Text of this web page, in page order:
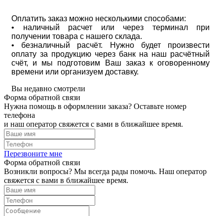
Оплатить заказ можно несколькими способами:
• наличный расчет или через терминал при
получении товара с нашего склада.
• безналичный расчёт. Нужно будет произвести
оплату за продукцию через банк на наш расчётный
счёт, и мы подготовим Ваш заказ к оговоренному
времени или организуем доставку.
Вы недавно смотрели
Форма обратной связи
Нужна помощь в оформлении заказа? Оставьте номер
телефона
и наш оператор свяжется с вами в ближайшее время.
Перезвоните мне
Форма обратной связи
Возникли вопросы? Мы всегда рады помочь. Наш оператор
свяжется с вами в ближайшее время.